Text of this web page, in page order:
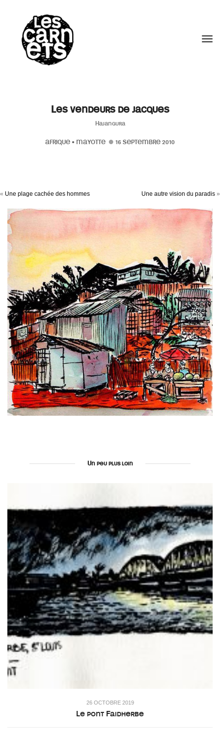
Les vendeurs de jacques
Hajangura
AFRIQUE • MAYOTTE 16 SEPTEMBRE 2010
« Une plage cachée des hommes Une autre vision du paradis »
Un peu plus loin
26 OCTOBRE 2019
Le pont Faidherbe